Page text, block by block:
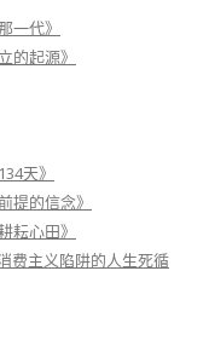
一代》
的起源》
天》
提的信念》
耘心田》
费主义陷阱的人生死循